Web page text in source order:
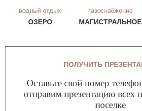
водный отдых
ОЗЕРО
газоснабжение
МАГИСТРАЛЬНОЕ
ПОЛУЧИТЬ
Оставьте свой номер
отправим презентацию всех
поселке